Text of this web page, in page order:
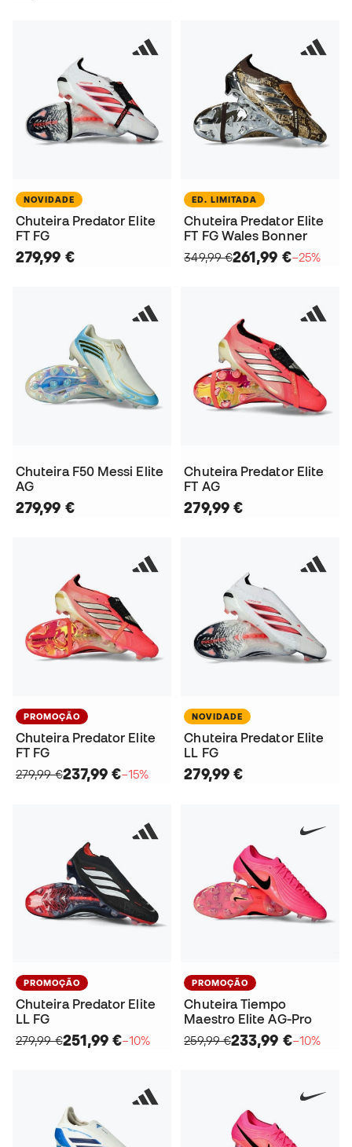
NOVIDADE
Chuteira Predator Elite
FT FG
279,99 €
ED. LIMITADA
Chuteira Predator Elite
FT FG Wales Bonner
349,99 €261,99 €−25%
Chuteira F50 Messi Elite
AG
279,99 €
Chuteira Predator Elite
FT AG
279,99 €
PROMOÇÃO
Chuteira Predator Elite
FT FG
279,99 €237,99 €−15%
NOVIDADE
Chuteira Predator Elite
LL FG
279,99 €
PROMOÇÃO
Chuteira Predator Elite
LL FG
279,99 €251,99 €−10%
PROMOÇÃO
Chuteira Tiempo
Maestro Elite AG-Pro
259,99 €233,99 €−10%